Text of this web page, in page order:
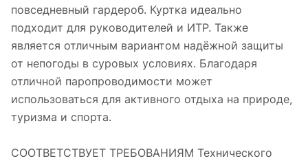
повседневный гардероб. Куртка идеально
подходит для руководителей и ИТР. Также
является отличным вариантом надёжной защиты
от непогоды в суровых условиях. Благодаря
отличной паропроводимости может
использоваться для активного отдыха на природе,
туризма и спорта.
СООТВЕТСТВУЕТ ТРЕБОВАНИЯМ Технического